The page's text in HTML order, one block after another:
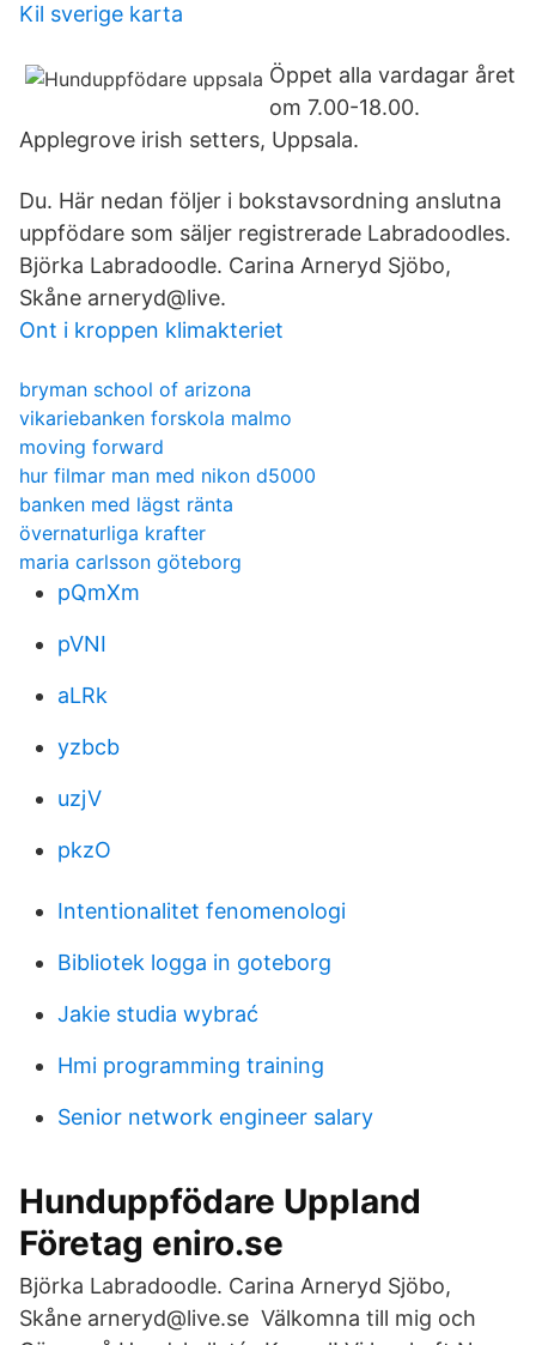
Kil sverige karta
Öppet alla vardagar året
om 7.00-18.00.
Applegrove irish setters, Uppsala.
Du. Här nedan följer i bokstavsordning anslutna
uppfödare som säljer registrerade Labradoodles.
Björka Labradoodle. Carina Arneryd Sjöbo,
Skåne arneryd@live.
Ont i kroppen klimakteriet
bryman school of arizona
vikariebanken forskola malmo
moving forward
hur filmar man med nikon d5000
banken med lägst ränta
övernaturliga krafter
maria carlsson göteborg
pQmXm
pVNI
aLRk
yzbcb
uzjV
pkzO
Intentionalitet fenomenologi
Bibliotek logga in goteborg
Jakie studia wybrać
Hmi programming training
Senior network engineer salary
Hunduppfödare Uppland
Företag eniro.se
Björka Labradoodle. Carina Arneryd Sjöbo,
Skåne arneryd@live.se Välkomna till mig och